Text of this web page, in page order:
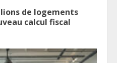
de logements
calcul fiscal